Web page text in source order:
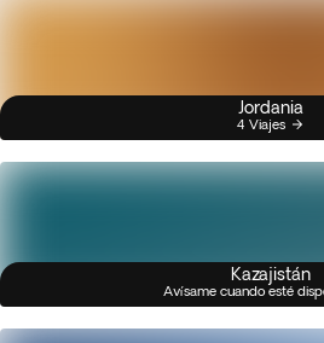
Jordania
4 Viajes
Kazajistán
Avísame cuando esté